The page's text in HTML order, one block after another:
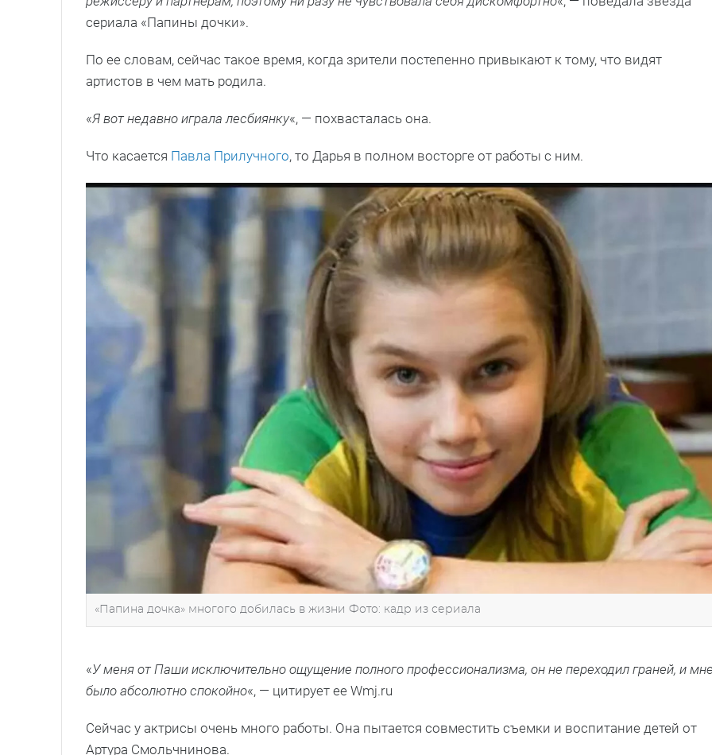
сериала «Папины дочки».
По ее словам, сейчас такое время, когда зрители постепенно привыкают к тому, что видят
артистов в чем мать родила.
«Я вот недавно играла лесбиянку«, — похвасталась она.
Что касается Павла Прилучного, то Дарья в полном восторге от работы с ним.
«Папина дочка» многого добилась в жизни Фото: кадр из сериала
«У меня от Паши исключительно ощущение полного профессионализма, он не переходил граней, и
было абсолютно спокойно«, — цитирует ее Wmj.ru
Сейчас у актрисы очень много работы. Она пытается совместить съемки и воспитание детей от
Артура Смольчнинова.